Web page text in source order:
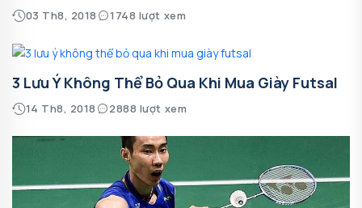
03 Th8, 2018 1748 lượt xem
3 Lưu Ý Không Thể Bỏ Qua Khi Mua Giày Futsal
14 Th8, 2018 2888 lượt xem